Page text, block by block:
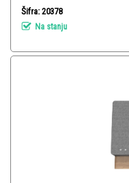
Šifra: 20378
Na stanju